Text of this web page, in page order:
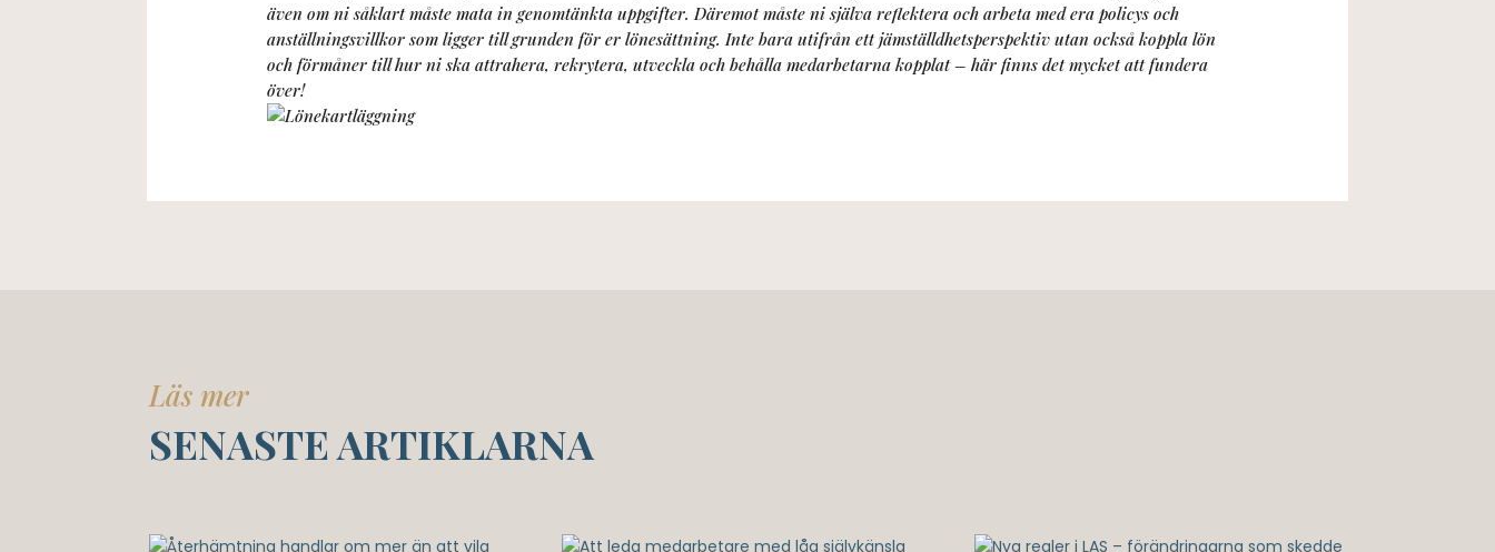
även om ni såklart måste mata in genomtänkta uppgifter. Däremot måste ni själva reflektera och arbeta med era policys och
anställningsvillkor som ligger till grunden för er lönesättning. Inte bara utifrån ett jämställdhetsperspektiv utan också koppla lön
och förmåner till hur ni ska attrahera, rekrytera, utveckla och behålla medarbetarna kopplat – här finns det mycket att fundera
över!
Läs mer
SENASTE ARTIKLARNA